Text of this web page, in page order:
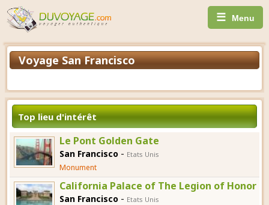
☰ Menu
Voyage San Francisco
Top lieu d'intérêt
Le Pont Golden Gate
San Francisco - Etats Unis
Monument
California Palace of The Legion of Honor
San Francisco - Etats Unis